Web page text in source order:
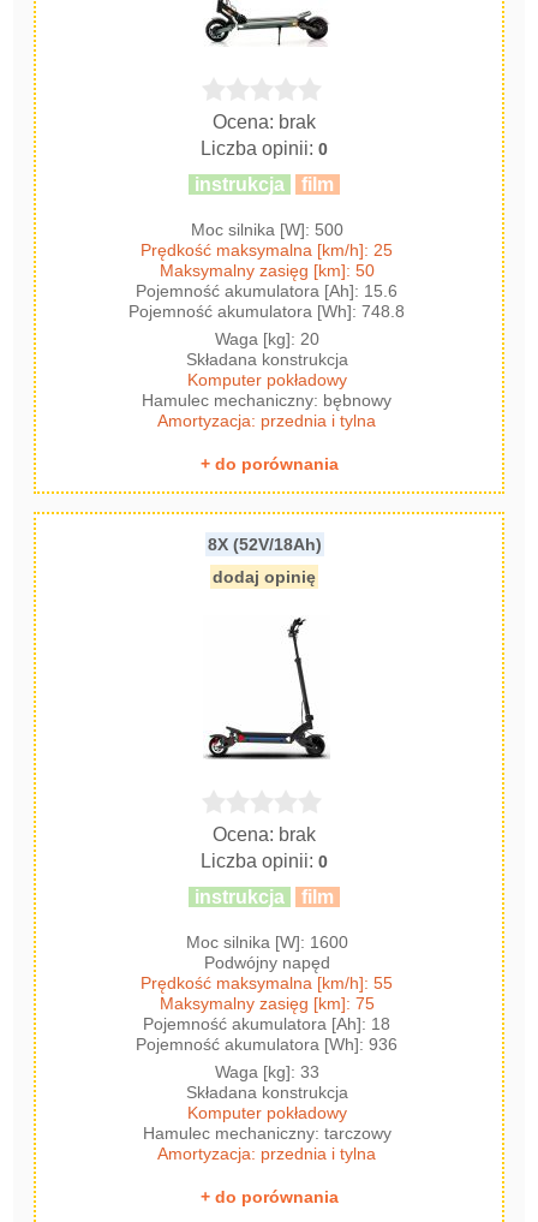
Ocena: brak
Liczba opinii:0
instrukcja film
Moc silnika [W]: 500
Prędkość maksymalna [km/h]: 25
Maksymalny zasięg [km]: 50
Pojemność akumulatora [Ah]: 15.6
Pojemność akumulatora [Wh]: 748.8
Waga [kg]: 20
Składana konstrukcja
Komputer pokładowy
Hamulec mechaniczny: bębnowy
Amortyzacja: przednia i tylna
+ do porównania
8X (52V/18Ah)
dodaj opinię
Ocena: brak
Liczba opinii:0
instrukcja film
Moc silnika [W]: 1600
Podwójny napęd
Prędkość maksymalna [km/h]: 55
Maksymalny zasięg [km]: 75
Pojemność akumulatora [Ah]: 18
Pojemność akumulatora [Wh]: 936
Waga [kg]: 33
Składana konstrukcja
Komputer pokładowy
Hamulec mechaniczny: tarczowy
Amortyzacja: przednia i tylna
+ do porównania